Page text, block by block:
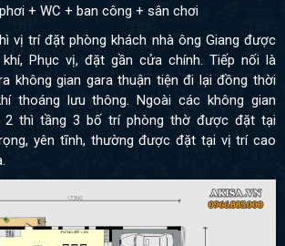
+ WC + ban công + sân chơi
vị trí đặt phòng khách nhà ông Giang được
Phục vị, đặt gần cửa chính. Tiếp nối là
không gian gara thuận tiện đi lại đồng thời
thoáng lưu thông. Ngoài các không gian
2 thì tầng 3 bố trí phòng thờ được đặt tại
yên tĩnh, thường được đặt tại vị trí cao